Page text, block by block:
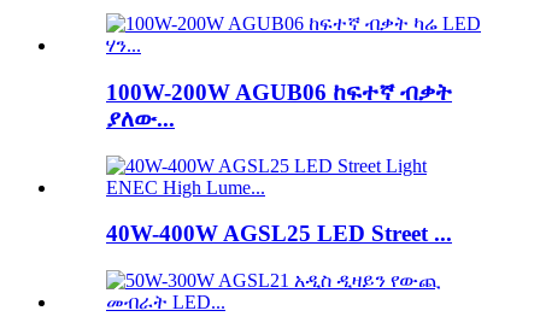
100W-200W AGUB06 ከፍተኛ ብቃት
ያለው...
40W-400W AGSL25 LED Street ...